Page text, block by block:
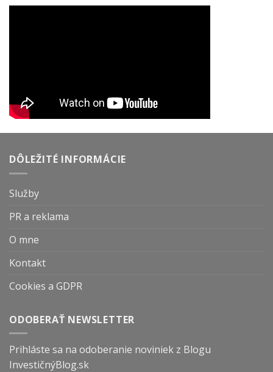
DÔLEŽITÉ INFORMÁCIE
Služby
PR a reklama
O mne
Kontakt
Cookies a GDPR
ODOBERAŤ NEWSLETTER
Prihláste sa na odoberanie noviniek z Blogu
InvestičnýBlog.sk